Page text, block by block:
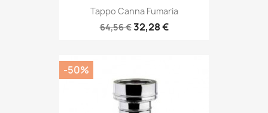
Tappo Canna Fumaria
64,56 €32,28 €
-50%